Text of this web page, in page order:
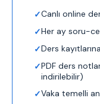
Canlı online
Her ay soru-
Ders
PDF ders
indirilebilir)
Vaka temelli